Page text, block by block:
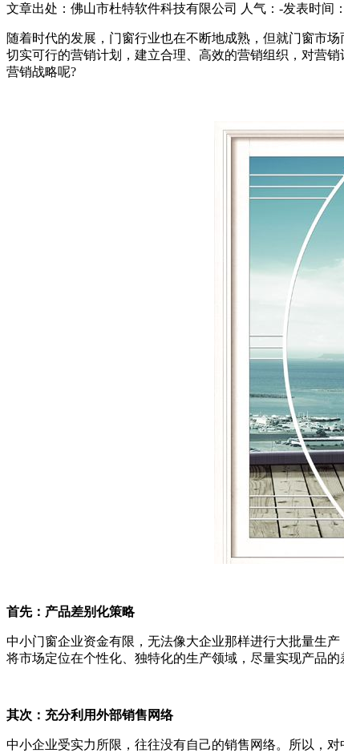
文章出处：佛山市杜特软件科技有限公司 人气： -发表时间
随着时代的发展，门窗行业也在不断地成熟，但就门窗市
切实可行的营销计划，建立合理、高效的营销组织，对营
营销战略呢?
首先：产品差别化策略
中小门窗企业资金有限，无法像大企业那样进行大批量生
将市场定位在个性化、独特化的生产领域，尽量实现产品的
其次：充分利用外部销售网络
中小企业受实力所限，往往没有自己的销售网络。所以，